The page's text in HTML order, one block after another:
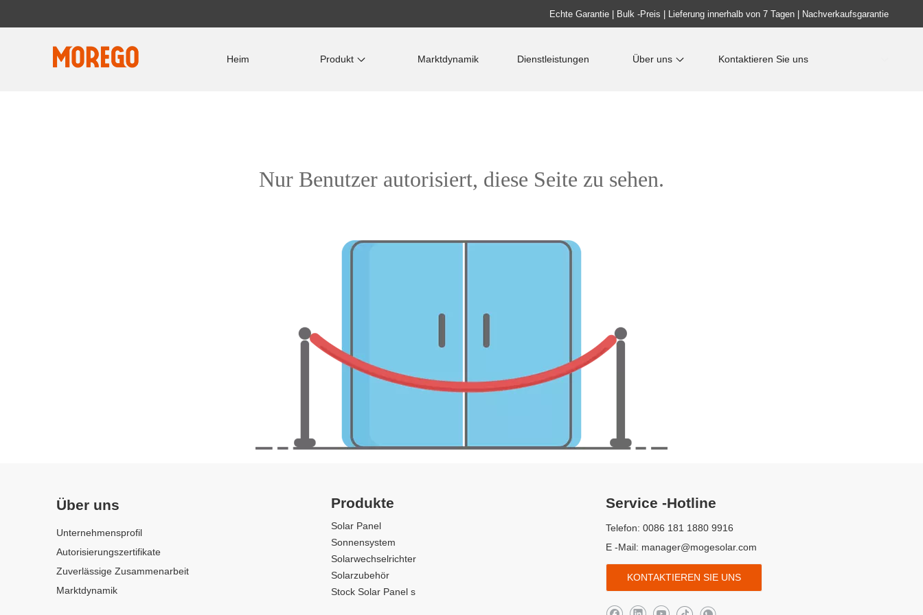
Echte Garantie | Bulk -Preis | Lieferung innerhalb von 7 Tagen | Nachverkaufsgarantie
Heim Produkt Marktdynamik Dienstleistungen Über uns Kontaktieren Sie uns
Nur Benutzer autorisiert, diese Seite zu sehen.
Über uns
Unternehmensprofil
Autorisierungszertifikate
Zuverlässige Zusammenarbeit
Marktdynamik
Produkte
Solar Panel
Sonnensystem
Solarwechselrichter
Solarzubehör
Stock Solar Panel s
Service -Hotline
Telefon: 0086 181 1880 9916
E -Mail: manager@mogesolar.com
KONTAKTIEREN SIE UNS